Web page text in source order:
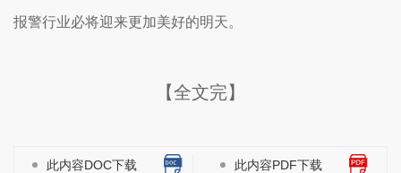
报警行业必将迎来更加美好的明天。
【全文完】
此内容DOC下载 此内容PDF下载